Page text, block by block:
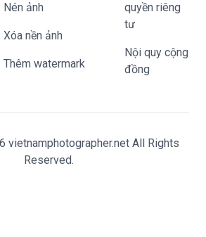
Nén ảnh
Xóa nền ảnh
Thêm watermark
quyền riêng
tư
Nội quy cộng
đồng
vietnamphotographer.net All Rights
Reserved.